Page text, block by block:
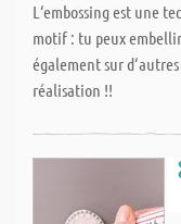
L‘embossing est une
motif : tu peux
également sur
réalisation !!